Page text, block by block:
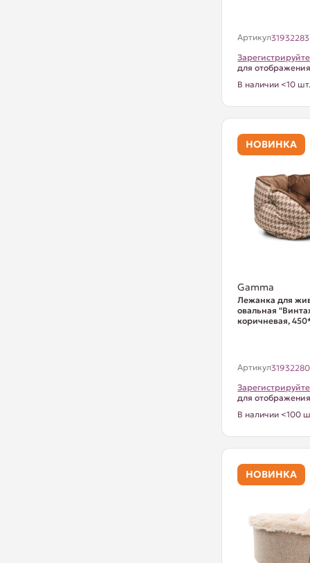
Артикул31932283
для
В наличии <10
НОВИНКА
Gamma
Лежанка для
овальная
коричневая,
Артикул31932280
для
В наличии <100
НОВИНКА